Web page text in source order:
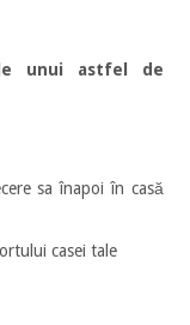
unui astfel de
sa înapoi în casă
casei tale